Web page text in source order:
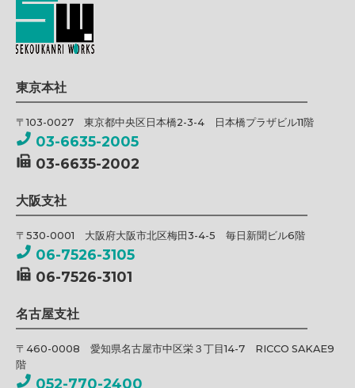
東京本社
〒103-0027 東京都中央区日本橋2-3-4 日本橋プラザビル11階
03-6635-2005
03-6635-2002
大阪支社
〒530-0001 大阪府大阪市北区梅田3-4-5 毎日新聞ビル6階
06-7526-3105
06-7526-3101
名古屋支社
〒460-0008 愛知県名古屋市中区栄３丁目14-7 RICCO SAKAE9
階
052-770-2400